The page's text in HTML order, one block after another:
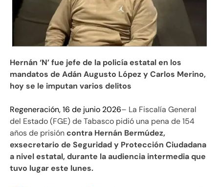
Hernán ‘N’ fue jefe de la policía estatal en los
mandatos de Adán Augusto López y Carlos Merino,
hoy se le imputan varios delitos
Regeneración, 16 de junio 2026– La Fiscalía General
del Estado (FGE) de Tabasco pidió una pena de 154
años de prisióncontra Hernán Bermúdez,
exsecretario de Seguridad y Protección Ciudadana
a nivel estatal, durante la audiencia intermedia que
tuvo lugar este lunes.